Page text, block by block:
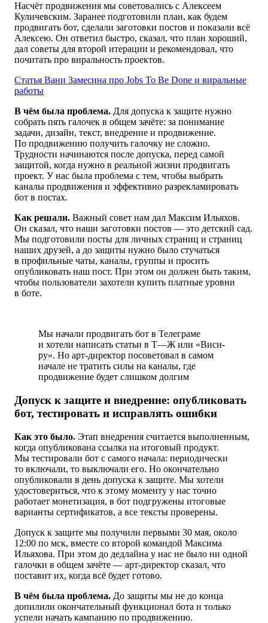
Насчёт продвижения мы советовались с Алексеем
Куличевским. Заранее подготовили план, как будем
продвигать бот, сделали заготовки постов и показали всё
Алексею. Он ответил быстро, сказал, что план хороший,
дал советы для второй итерации и рекомендовал, что
почитать про виральность проектов.
Статья Вани Замесина про Jobs To Be Done и виральные
работы
В чём была проблема. Для допуска к защите нужно
собрать пять галочек в общем зачёте: за понимание
задачи, дизайн, текст, внедрение и продвижение.
По продвижению получить галочку не сложно.
Трудности начинаются после допуска, перед самой
защитой, когда нужно в реальной жизни продвигать
проект. У нас была проблема с тем, чтобы выбрать
каналы продвижения и эффективно разрекламировать
бот в постах.
Как решали. Важный совет нам дал Максим Ильяхов.
Он сказал, что наши заготовки постов — это детский сад.
Мы подготовили посты для личных страниц и страниц
наших друзей, а до защиты нужно было стучаться
в профильные чаты, каналы, группы и просить
опубликовать наш пост. При этом он должен быть таким,
чтобы пользователи захотели купить платные уровни
в боте.
Мы начали продвигать бот в Телеграме
и хотели написать статьи в Т—Ж или «Виси-
ру». Но арт-директор посоветовал в самом
начале не тратить силы на каналы, где
продвижение будет слишком долгим
Допуск к защите и внедрение: опубликовать
бот, тестировать и исправлять ошибки
Как это было. Этап внедрения считается выполненным,
когда опубликована ссылка на итоговый продукт.
Мы тестировали бот с самого начала: периодически
то включали, то выключали его. Но окончательно
опубликовали в день допуска к защите. Мы хотели
удостовериться, что к этому моменту у нас точно
работает монетизация, в бот подгружены итоговые
варианты сертификатов, а все тексты проверены.
Допуск к защите мы получили первыми 30 мая, около
12:00 по мск, вместе со второй командой Максима
Ильяхова. При этом до дедлайна у нас не было ни одной
галочки в общем зачёте — арт-директор сказал, что
поставит их, когда всё будет готово.
В чём была проблема. До защиты мы не до конца
допилили окончательный функционал бота и только
успели начать кампанию по продвижению.